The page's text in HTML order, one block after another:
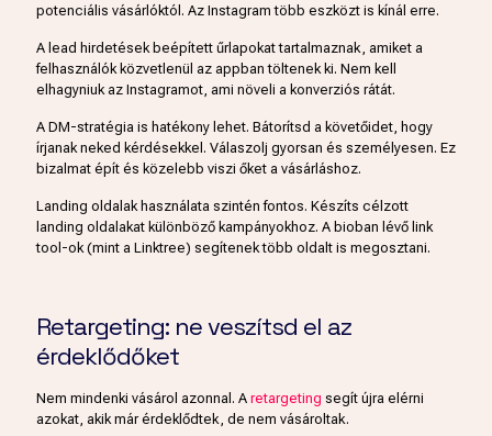
potenciális vásárlóktól. Az Instagram több eszközt is kínál erre.
A lead hirdetések beépített űrlapokat tartalmaznak, amiket a
felhasználók közvetlenül az appban töltenek ki. Nem kell
elhagyniuk az Instagramot, ami növeli a konverziós rátát.
A DM-stratégia is hatékony lehet. Bátorítsd a követőidet, hogy
írjanak neked kérdésekkel. Válaszolj gyorsan és személyesen. Ez
bizalmat épít és közelebb viszi őket a vásárláshoz.
Landing oldalak használata szintén fontos. Készíts célzott
landing oldalakat különböző kampányokhoz. A bioban lévő link
tool-ok (mint a Linktree) segítenek több oldalt is megosztani.
Retargeting: ne veszítsd el az
érdeklődőket
Nem mindenki vásárol azonnal. A retargeting segít újra elérni
azokat, akik már érdeklődtek, de nem vásároltak.